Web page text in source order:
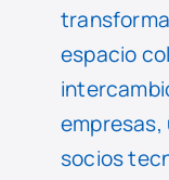
espacio
empresas,
socios